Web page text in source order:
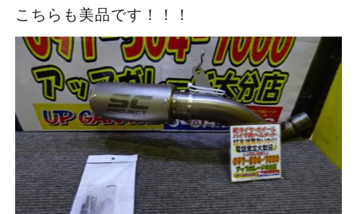
こちらも美品です！！！